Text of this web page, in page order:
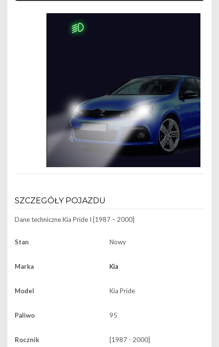
SZCZEGÓŁY POJAZDU
Dane techniczneKia Pride I [1987 – 2000]
Stan Nowy
Marka Kia
Model Kia Pride
Paliwo 95
Rocznik [1987 - 2000]